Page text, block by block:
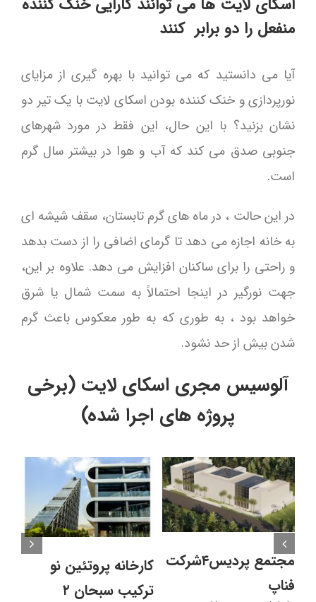
اسکای لایت ها می توانند کاراییخنک کننده
منفعل را دو برابر کنند
آیا می دانستید که می توانید با بهره گیری از مزایای
نورپردازی و خنک کننده بودن اسکای لایت با یک تیر دو
نشان بزنید؟ با این حال، این فقط در مورد شهرهای
جنوبی صدق می کند که آب و هوا در بیشتر سال گرم
است.
در این حالت ، در ماه های گرم تابستان، سقف شیشه ای
به خانه اجازه می دهد تا گرمای اضافی را از دست بدهد
و راحتی را برای ساکنان افزایش می دهد. علاوه بر این،
جهت نورگیر در اینجا احتمالاً به سمت شمال یا شرق
خواهد بود ، به طوری که به طور معکوس باعث گرم
شدن بیش از حد نشود.
آلوسیس مجری اسکای لایت (برخی
پروژه های اجرا شده)
مجتمع پردیس۴شرکت
فناپ
کارخانه پروتئین نو
ترکیب سبحان ۲